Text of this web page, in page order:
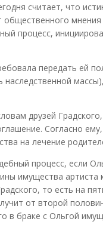
считает, что
общественного
процесс,
передать ей
наследственной
друзей
Согласно
на лечение
процесс, если
имущества
то есть на
от второй
в браке с Ольгой